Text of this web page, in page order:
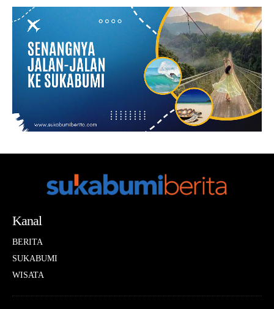
Kanal
BERITA
SUKABUMI
WISATA